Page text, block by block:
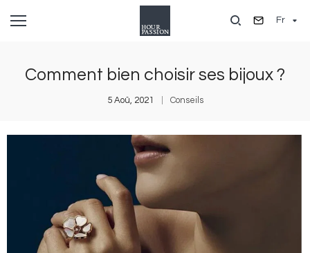
Fr
Comment bien choisir ses bijoux ?
5 Aoû, 2021 Conseils